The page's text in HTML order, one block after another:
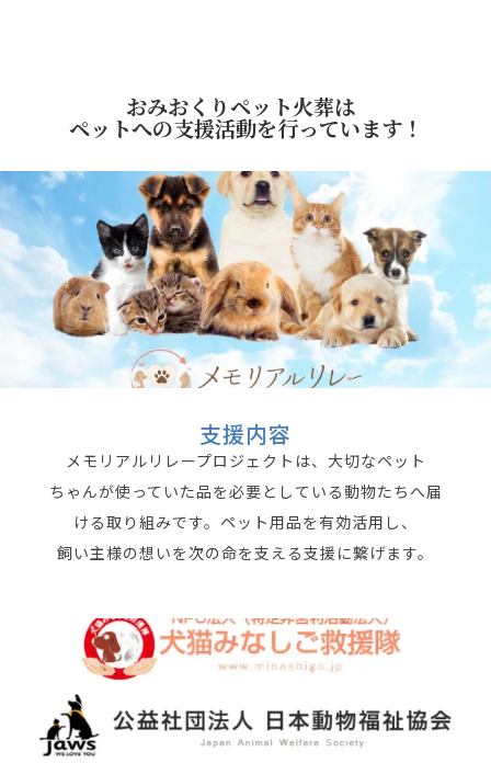
おみおくりペット火葬は
ペットへの支援活動を行っています！
支援内容
メモリアルリレープロジェクトは、大切なペット
ちゃんが使っていた品を必要としている動物たちへ届
ける取り組みです。ペット用品を有効活用し、
飼い主様の想いを次の命を支える支援に繋げます。